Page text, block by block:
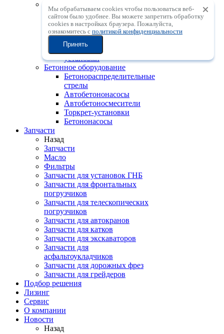
Асфальтосмесительные
установки
Грунтосмесительные
установки
Бетоносмесительные
установки
Бетонное оборудование
Бетонораспределительные
стрелы
Автобетононасосы
Автобетоносмесители
Торкрет-установки
Бетононасосы
Запчасти
Назад
Запчасти
Масло
Фильтры
Запчасти для установок ГНБ
Запчасти для фронтальных
погрузчиков
Запчасти для телескопических
погрузчиков
Запчасти для автокранов
Запчасти для катков
Запчасти для экскаваторов
Запчасти для
асфальтоукладчиков
Запчасти для дорожных фрез
Запчасти для грейдеров
Подбор решения
Лизинг
Сервис
О компании
Новости
Назад
Мы обрабатываем cookies чтобы пользоваться веб-
сайтом было удобнее. Вы можете запретить обработку
сookies в настройках браузера. Пожалуйста,
ознакомитесь с политикой конфиденциальности
Принять